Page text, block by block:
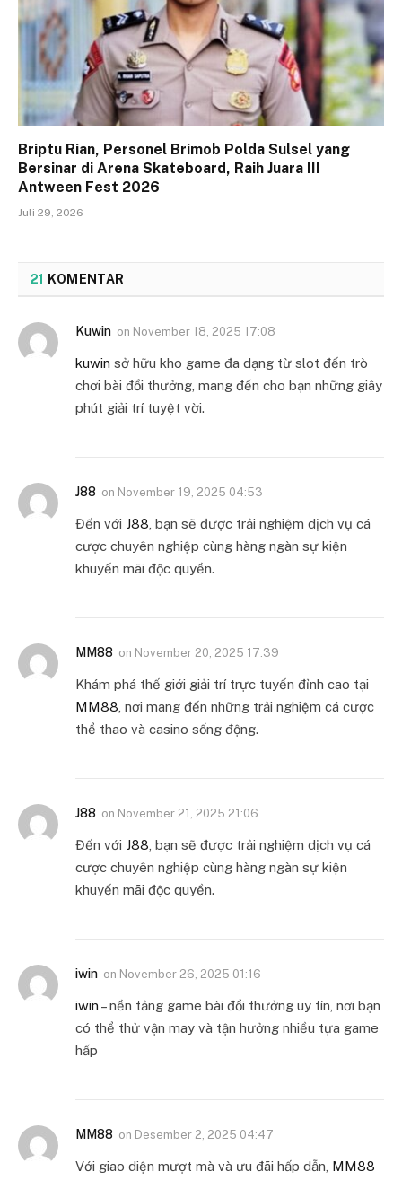
Briptu Rian, Personel Brimob Polda Sulsel yang
Bersinar di Arena Skateboard, Raih Juara III
Antween Fest 2026
Juli 29, 2026
21 KOMENTAR
Kuwin on November 18, 2025 17:08
kuwin sở hữu kho game đa dạng từ slot đến trò
chơi bài đổi thưởng, mang đến cho bạn những giây
phút giải trí tuyệt vời.
J88 on November 19, 2025 04:53
Đến với J88 , bạn sẽ được trải nghiệm dịch vụ cá
cược chuyên nghiệp cùng hàng ngàn sự kiện
khuyến mãi độc quyền.
MM88 on November 20, 2025 17:39
Khám phá thế giới giải trí trực tuyến đỉnh cao tại
MM88 , nơi mang đến những trải nghiệm cá cược
thể thao và casino sống động.
J88 on November 21, 2025 21:06
Đến với J88 , bạn sẽ được trải nghiệm dịch vụ cá
cược chuyên nghiệp cùng hàng ngàn sự kiện
khuyến mãi độc quyền.
iwin on November 26, 2025 01:16
iwin – nền tảng game bài đổi thưởng uy tín, nơi bạn
có thể thử vận may và tận hưởng nhiều tựa game
hấp
MM88 on Desember 2, 2025 04:47
Với giao diện mượt mà và ưu đãi hấp dẫn, MM88